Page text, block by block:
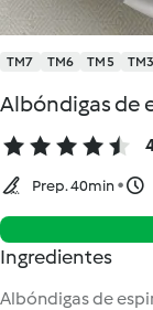
TM7 TM6 TM5
Albóndigas de
Prep. 40min
Ingredientes
Albóndigas de